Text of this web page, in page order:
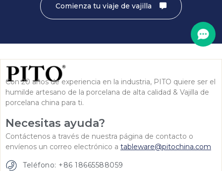
Comienza tu viaje de vajilla
Con 20 años de experiencia en la industria, PITO quiere ser el
humilde artesano de la porcelana de alta calidad & Vajilla de
porcelana china para ti.
Necesitas ayuda?
Contáctenos a través de nuestra página de contacto o
envíenos un correo electrónico a tableware@pitochina.com
Teléfono: +86 18665588059